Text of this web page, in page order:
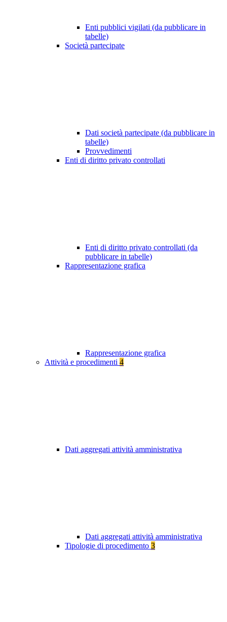
Enti pubblici vigilati (da pubblicare in
tabelle)
Società partecipate
Dati società partecipate (da pubblicare in
tabelle)
Provvedimenti
Enti di diritto privato controllati
Enti di diritto privato controllati (da
pubblicare in tabelle)
Rappresentazione grafica
Rappresentazione grafica
Attività e procedimenti 4
Dati aggregati attività amministrativa
Dati aggregati attività amministrativa
Tipologie di procedimento 3